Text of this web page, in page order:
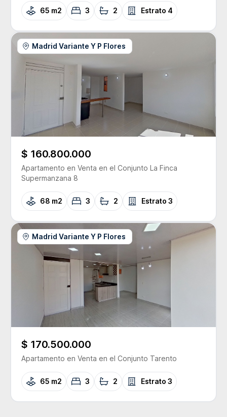
65 m2 3 2 Estrato 4
Madrid Variante Y P Flores
$ 160.800.000
Apartamento en Venta en el Conjunto La Finca
Supermanzana 8
68 m2 3 2 Estrato 3
Madrid Variante Y P Flores
$ 170.500.000
Apartamento en Venta en el Conjunto Tarento
65 m2 3 2 Estrato 3